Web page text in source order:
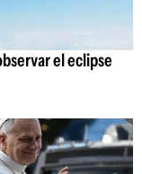
el eclipse